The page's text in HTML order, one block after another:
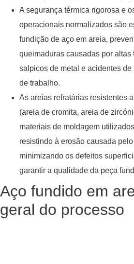
A segurança térmica rigorosa e
operacionais normalizados são
fundição de aço em areia,
queimaduras causadas por altas
salpicos de metal e acidentes de
de trabalho.
As areias refratárias resistentes
(areia de cromita, areia de
materiais de moldagem
resistindo à erosão causada
minimizando os defeitos
garantir a qualidade da peça
Aço fundido em
geral do processo